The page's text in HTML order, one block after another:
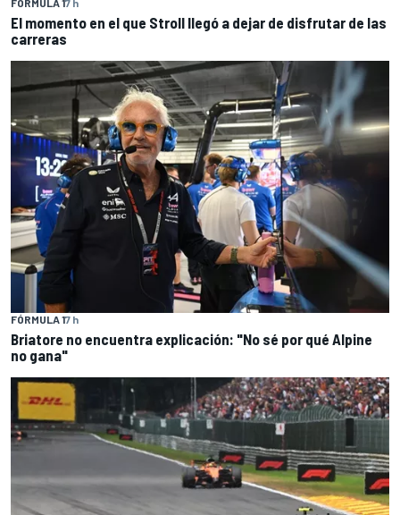
El momento en el que Stroll llegó a dejar de disfrutar de las
carreras
FÓRMULA 17 h
Briatore no encuentra explicación: "No sé por qué Alpine
no gana"